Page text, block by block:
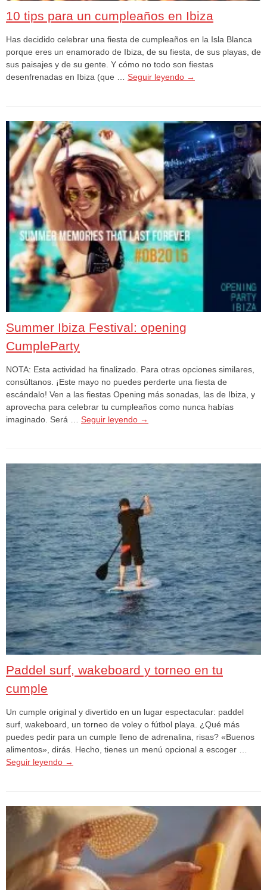
10 tips para un cumpleaños en Ibiza
Has decidido celebrar una fiesta de cumpleaños en la Isla Blanca
porque eres un enamorado de Ibiza, de su fiesta, de sus playas, de
sus paisajes y de su gente. Y cómo no todo son fiestas
desenfrenadas en Ibiza (que … Seguir leyendo →
Summer Ibiza Festival: opening
CumpleParty
NOTA: Esta actividad ha finalizado. Para otras opciones similares,
consúltanos. ¡Este mayo no puedes perderte una fiesta de
escándalo! Ven a las fiestas Opening más sonadas, las de Ibiza, y
aprovecha para celebrar tu cumpleaños como nunca habías
imaginado. Será … Seguir leyendo →
Paddel surf, wakeboard y torneo en tu
cumple
Un cumple original y divertido en un lugar espectacular: paddel
surf, wakeboard, un torneo de voley o fútbol playa. ¿Qué más
puedes pedir para un cumple lleno de adrenalina, risas? «Buenos
alimentos», dirás. Hecho, tienes un menú opcional a escoger …
Seguir leyendo →